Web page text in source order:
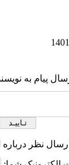
پیام به
ارسال نظر درباره